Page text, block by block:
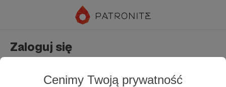
Cenimy Twoją prywatność
Zaloguj się